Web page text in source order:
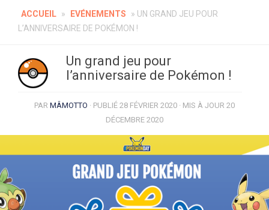
ACCUEIL » EVÉNEMENTS » UN GRAND JEU POUR
L’ANNIVERSAIRE DE POKÉMON !
Un grand jeu pour
l’anniversaire de Pokémon !
PAR MÂMOTTO · PUBLIÉ 28 FÉVRIER 2020 · MIS À JOUR 20
DÉCEMBRE 2020